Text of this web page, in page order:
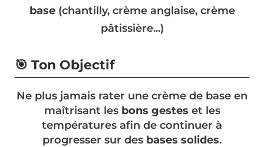
base(chantilly, crème anglaise, crème
pâtissière...)
🎯 Ton Objectif
Ne plus jamais rater une crème de base en
maîtrisant les bons gestes et les
températures afin de continuer à
progresser sur des bases solides.